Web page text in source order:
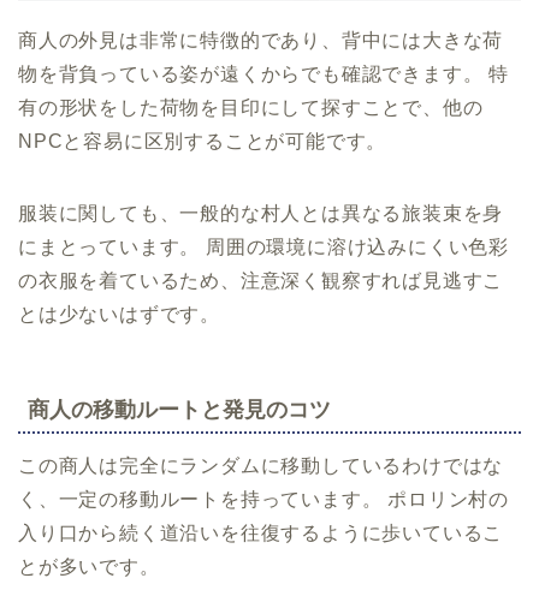
商人の外見は非常に特徴的であり、背中には大きな荷
物を背負っている姿が遠くからでも確認できます。 特
有の形状をした荷物を目印にして探すことで、他の
NPCと容易に区別することが可能です。
服装に関しても、一般的な村人とは異なる旅装束を身
にまとっています。 周囲の環境に溶け込みにくい色彩
の衣服を着ているため、注意深く観察すれば見逃すこ
とは少ないはずです。
商人の移動ルートと発見のコツ
この商人は完全にランダムに移動しているわけではな
く、一定の移動ルートを持っています。 ポロリン村の
入り口から続く道沿いを往復するように歩いているこ
とが多いです。